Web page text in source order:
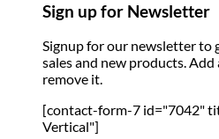
Sign up for Newsletter
Signup for our newsletter to
sales and new products.
remove it.
[contact-form-7 id="7042"
Vertical"]